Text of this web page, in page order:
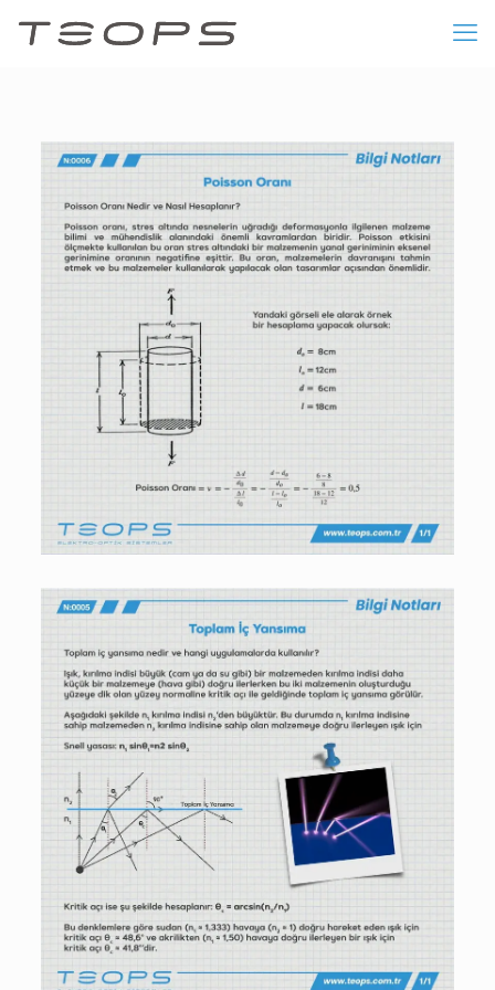
11/09/2023
Poisson Oranı
Toplam İç Yansıma